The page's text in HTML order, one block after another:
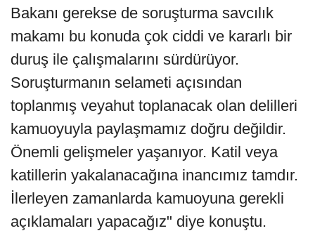
Bakanı gerekse de soruşturma savcılık
makamı bu konuda çok ciddi ve kararlı bir
duruş ile çalışmalarını sürdürüyor.
Soruşturmanın selameti açısından
toplanmış veyahut toplanacak olan delilleri
kamuoyuyla paylaşmamız doğru değildir.
Önemli gelişmeler yaşanıyor. Katil veya
katillerin yakalanacağına inancımız tamdır.
İlerleyen zamanlarda kamuoyuna gerekli
açıklamaları yapacağız" diye konuştu.